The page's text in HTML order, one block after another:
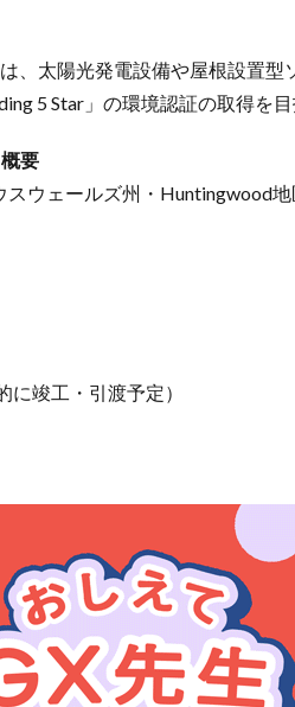
、太陽光発電設備や屋根設置型
5 Star」の環境認証の取得を目
要
ウェールズ州・Huntingwood地
竣工・引渡予定）